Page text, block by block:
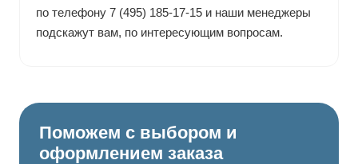
по телефону 7 (495) 185-17-15 и наши менеджеры
подскажут вам, по интересующим вопросам.
Поможем с выбором и
оформлением заказа